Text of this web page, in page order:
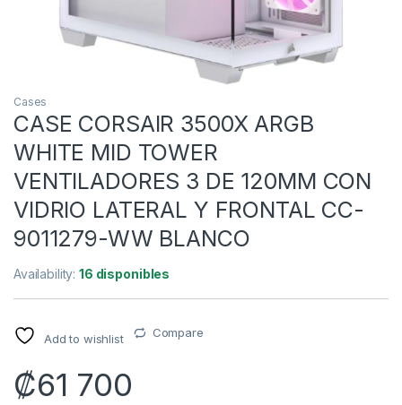
Cases
CASE CORSAIR 3500X ARGB
WHITE MID TOWER
VENTILADORES 3 DE 120MM CON
VIDRIO LATERAL Y FRONTAL CC-
9011279-WW BLANCO
Availability:16 disponibles
Add to wishlist Compare
₡61 700